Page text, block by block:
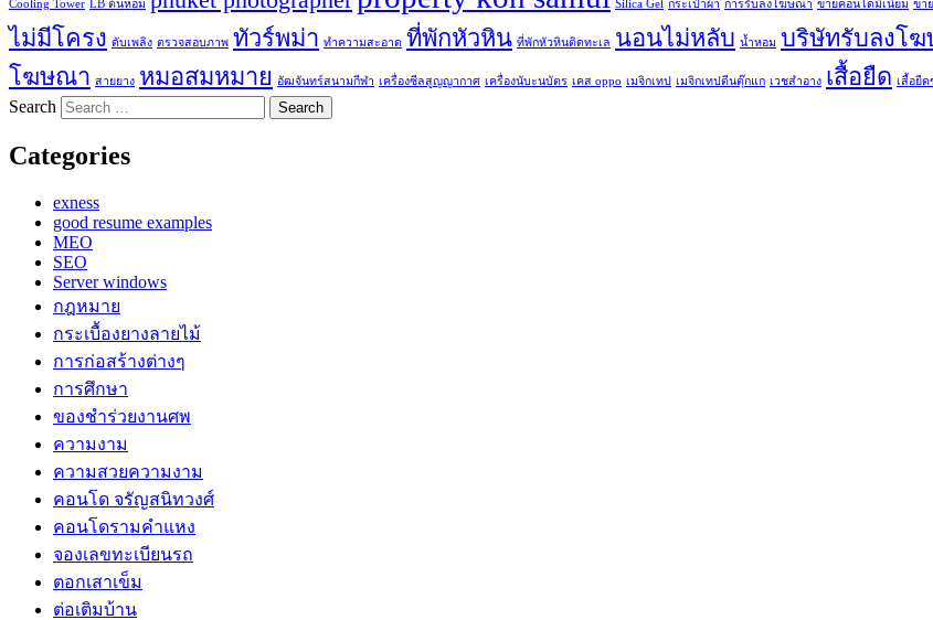
Cooling Tower LB ต้นหอม Silica Gel กระเป๋าผ้า การรับลงโฆษณา ขายคอนโดมิเนียม ขา
ไม่มีโครง ดับเพลิง ตรวจสอบภาพ ทัวร์พม่า ทำความสะอาด ที่พักหัวหิน ที่พักหัวหินติดทะเล นอนไม่หลับ น้ำหอม บริษัทรับลงโ
โฆษณา สายยาง หมอสมหมาย อัฒจันทร์สนามกีฬา เครื่องซีลสูญญากาศ เครื่องนับะนบัตร เคส oppo เมจิกเทป เมจิกเทปตีนตุ๊กแก เวชสำอาง เสื้อยืด เสื้อยืด
Search
Categories
exness
good resume examples
MEO
SEO
Server windows
กฎหมาย
กระเบื้องยางลายไม้
การก่อสร้างต่างๆ
การศึกษา
ของชำร่วยงานศพ
ความงาม
ความสวยความงาม
คอนโด จรัญสนิทวงศ์
คอนโดรามคำแหง
จองเลขทะเบียนรถ
ตอกเสาเข็ม
ต่อเติมบ้าน